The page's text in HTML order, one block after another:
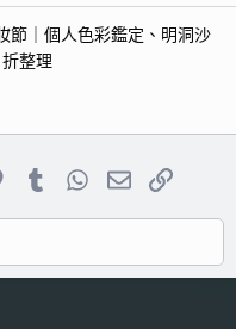
節｜個人色彩鑑定、明洞沙
整理
PinterestTumblr WhatsApp
電子郵件連結